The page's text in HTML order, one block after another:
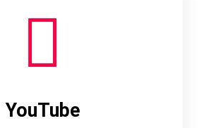
YouTube